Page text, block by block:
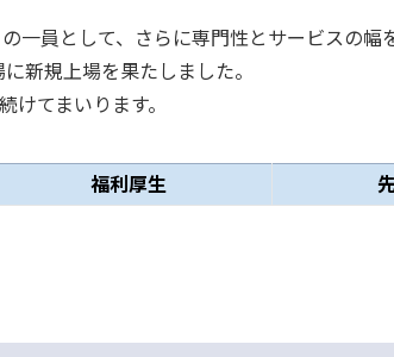
一員として、さらに専門性とサービスの幅
新規上場を果たしました。
てまいります。
福利厚生